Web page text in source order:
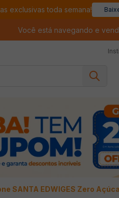
exclusivas toda semana!
Você está navegando e
SANTA EDWIGES Zero